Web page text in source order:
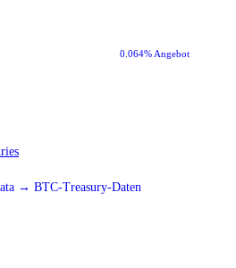
0.064% Angebot
→ BTC-Treasury-Daten